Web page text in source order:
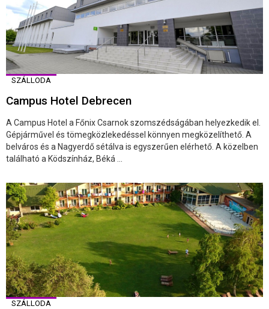
SZÁLLODA
Campus Hotel Debrecen
A Campus Hotel a Főnix Csarnok szomszédságában helyezkedik el.
Gépjárművel és tömegközlekedéssel könnyen megközelíthető. A
belváros és a Nagyerdő sétálva is egyszerűen elérhető. A közelben
található a Ködszínház, Béká ...
SZÁLLODA